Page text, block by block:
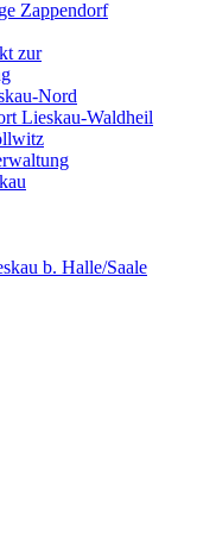
Zappendorf
zur
Nord
Lieskau-Waldheil
b. Halle/Saale